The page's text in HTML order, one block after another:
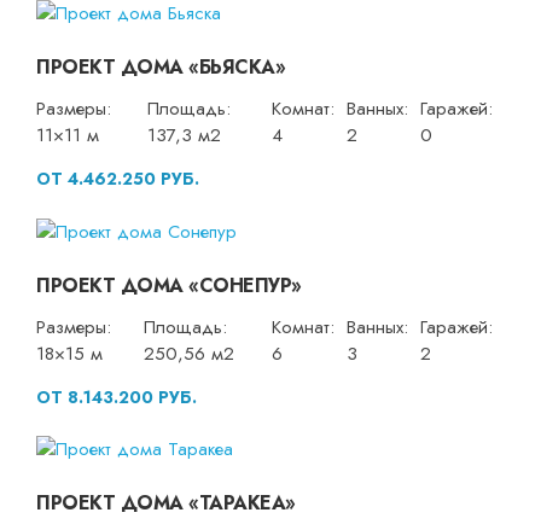
ПРОЕКТ ДОМА «БЬЯСКА»
Размеры:
11×11 м
Площадь:
137,3 м2
Комнат:
4
Ванных:
2
Гаражей:
0
ОТ 4.462.250 РУБ.
ПРОЕКТ ДОМА «СОНЕПУР»
Размеры:
18×15 м
Площадь:
250,56 м2
Комнат:
6
Ванных:
3
Гаражей:
2
ОТ 8.143.200 РУБ.
ПРОЕКТ ДОМА «ТАРАКЕА»